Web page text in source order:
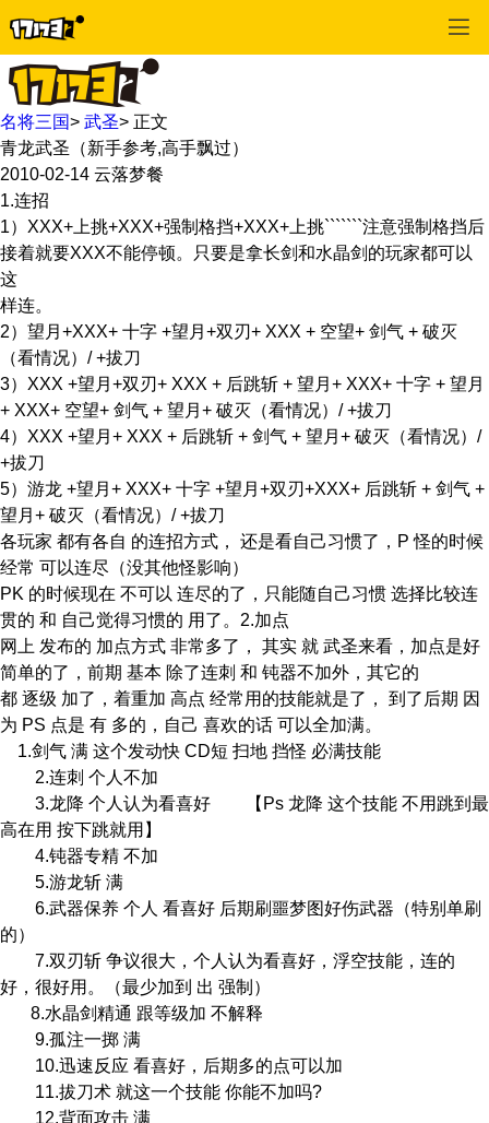
名将三国> 武圣> 正文
青龙武圣（新手参考,高手飘过）
2010-02-14 云落梦餐
1.连招
1）XXX+上挑+XXX+强制格挡+XXX+上挑```````注意强制格挡后
接着就要XXX不能停顿。只要是拿长剑和水晶剑的玩家都可以
这
样连。
2）望月+XXX+ 十字 +望月+双刃+ XXX + 空望+ 剑气 + 破灭
（看情况）/ +拔刀
3）XXX +望月+双刃+ XXX + 后跳斩 + 望月+ XXX+ 十字 + 望月
+ XXX+ 空望+ 剑气 + 望月+ 破灭（看情况）/ +拔刀
4）XXX +望月+ XXX + 后跳斩 + 剑气 + 望月+ 破灭（看情况）/
+拔刀
5）游龙 +望月+ XXX+ 十字 +望月+双刃+XXX+ 后跳斩 + 剑气 +
望月+ 破灭（看情况）/ +拔刀
各玩家 都有各自 的连招方式， 还是看自己习惯了，P 怪的时候
经常 可以连尽（没其他怪影响）
PK 的时候现在 不可以 连尽的了，只能随自己习惯 选择比较连
贯的 和 自己觉得习惯的 用了。2.加点
网上 发布的 加点方式 非常多了， 其实 就 武圣来看，加点是好
简单的了，前期 基本 除了连刺 和 钝器不加外，其它的
都 逐级 加了，着重加 高点 经常用的技能就是了， 到了后期 因
为 PS 点是 有 多的，自己 喜欢的话 可以全加满。
1.剑气 满 这个发动快 CD短 扫地 挡怪 必满技能
2.连刺 个人不加
3.龙降 个人认为看喜好 【Ps 龙降 这个技能 不用跳到最
高在用 按下跳就用】
4.钝器专精 不加
5.游龙斩 满
6.武器保养 个人 看喜好 后期刷噩梦图好伤武器（特别单刷
的）
7.双刃斩 争议很大，个人认为看喜好，浮空技能，连的
好，很好用。（最少加到 出 强制）
8.水晶剑精通 跟等级加 不解释
9.孤注一掷 满
10.迅速反应 看喜好，后期多的点可以加
11.拔刀术 就这一个技能 你能不加吗?
12.背面攻击 满